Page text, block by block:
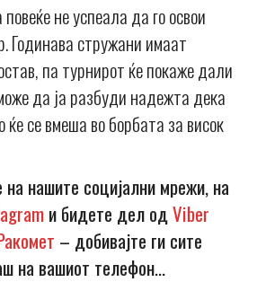
не успеала да го освои
Годинава стружани имаат
па турнирот ќе покаже дали
да ја разбуди надежта дека
се вмеша во борбата за висок
нашите социјални мрежи, на
и бидете дел одViber
– добивајте ги сите
на вашиот телефон…